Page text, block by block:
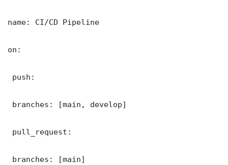
name: CI/CD Pipeline
on:
push:
branches: [main, develop]
pull_request:
branches: [main]